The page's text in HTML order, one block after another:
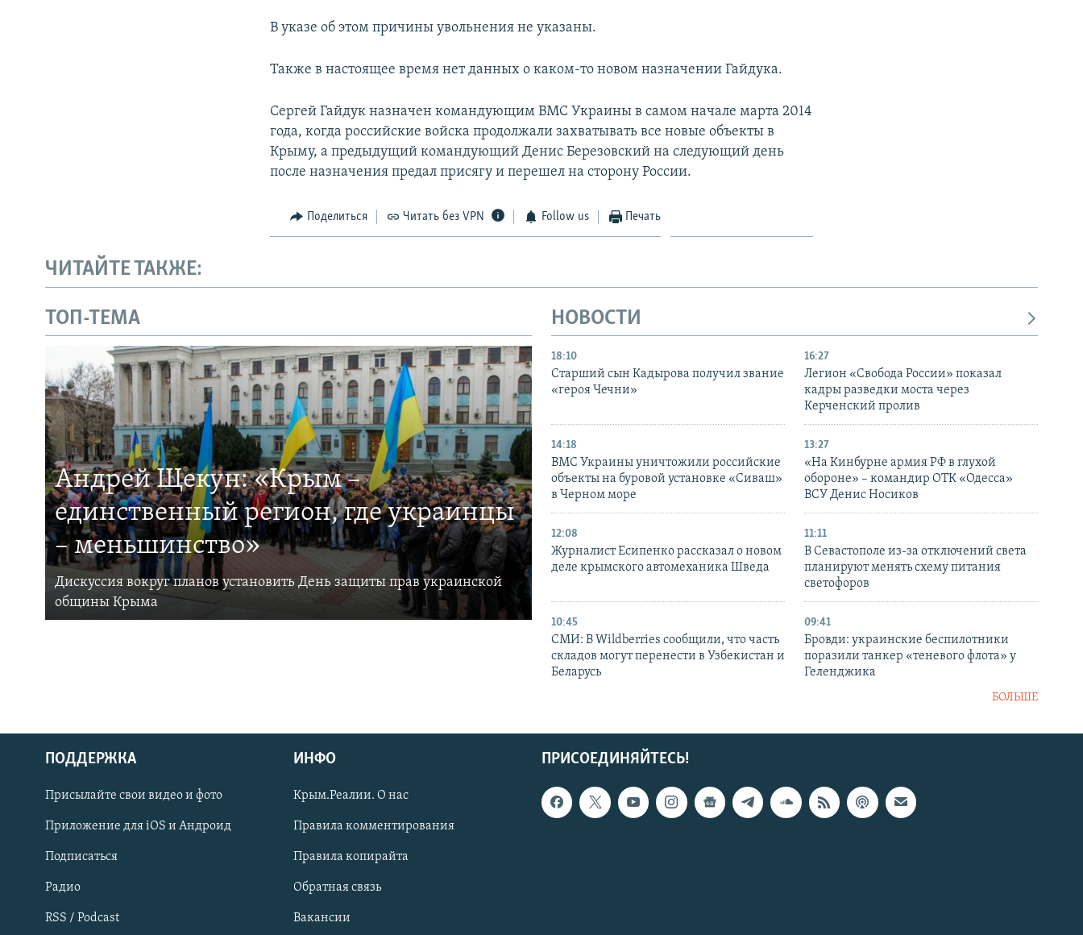
Українською
Qırımtatar
ПРИСОЕДИНЯЙТЕСЬ!
В указе об этом причины увольнения не указаны.
Также в настоящее время нет данных о каком-то новом назначении Гайдука.
Сергей Гайдук назначен командующим ВМС Украины в самом начале марта 2014
года, когда российские войска продолжали захватывать все новые объекты в
Крыму, а предыдущий командующий Денис Березовский на следующий день
после назначения предал присягу и перешел на сторону России.
Поделиться Читать без VPN Follow us Печать
ЧИТАЙТЕ ТАКЖЕ:
ТОП-ТЕМА
Андрей Щекун: «Крым –
единственный регион, где украинцы
– меньшинство»
Дискуссия вокруг планов установить День защиты прав украинской
общины Крыма
НОВОСТИ
18:10
Старший сын Кадырова получил звание
«героя Чечни»
16:27
Легион «Свобода России» показал
кадры разведки моста через
Керченский пролив
14:18
ВМС Украины уничтожили российские
объекты на буровой установке «Сиваш»
в Черном море
13:27
«На Кинбурне армия РФ в глухой
обороне» – командир ОТК «Одесса»
ВСУ Денис Носиков
12:08
Журналист Есипенко рассказал о новом
деле крымского автомеханика Шведа
11:11
В Севастополе из-за отключений света
планируют менять схему питания
светофоров
10:45
СМИ: В Wildberries сообщили, что часть
складов могут перенести в Узбекистан и
Беларусь
09:41
Бровди: украинские беспилотники
поразили танкер «теневого флота» у
Геленджика
БОЛЬШЕ
ПРИСОЕДИНЯЙТЕСЬ!
ПОДДЕРЖКА
Присылайте свои видео и фото
Приложение для iOS и Андроид
Подписаться
Радио
RSS / Podcast
ИНФО
Крым.Реалии. О нас
Правила комментирования
Правила копирайта
Обратная связь
Вакансии